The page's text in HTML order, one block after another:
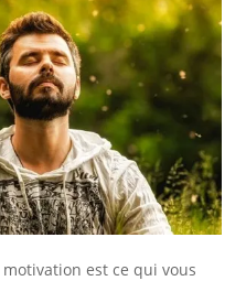
est ce qui vous